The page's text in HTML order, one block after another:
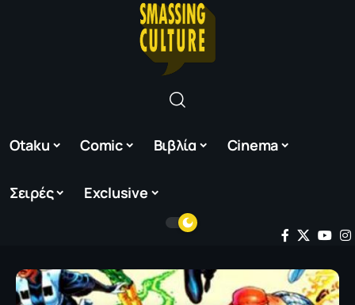
Otaku Comic Βιβλία Cinema
Σειρές Exclusive